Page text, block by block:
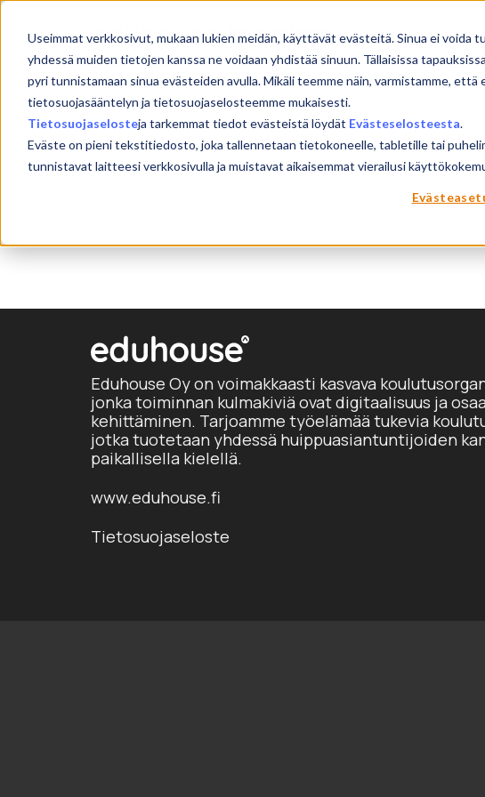
Useimmat verkkosivut, mukaan lukien meidän, käyttävät evästeitä. Sinua ei
yhdessä muiden tietojen kanssa ne voidaan yhdistää sinuun. Tällaisissa
pyri tunnistamaan sinua evästeiden avulla. Mikäli teemme näin, varmistamme,
tietosuojasääntelyn ja tietosuojaselosteemme mukaisesti.
Tietosuojaselosteja tarkemmat tiedot evästeistä löydät Evästeselosteesta.
Eväste on pieni tekstitiedosto, joka tallennetaan tietokoneelle, tabletille tai
tunnistavat laitteesi verkkosivulla ja muistavat aikaisemmat vierailusi
Skip
content
Etusivu
Eduhouse Oy on voimakkaasti kasvava
jonka toiminnan kulmakiviä ovat digitaalisuus ja
kehittäminen. Tarjoamme työelämää tukevia
jotka tuotetaan yhdessä huippuasiantuntijoiden
paikallisella kielellä.
www.eduhouse.fi
Tietosuojaseloste